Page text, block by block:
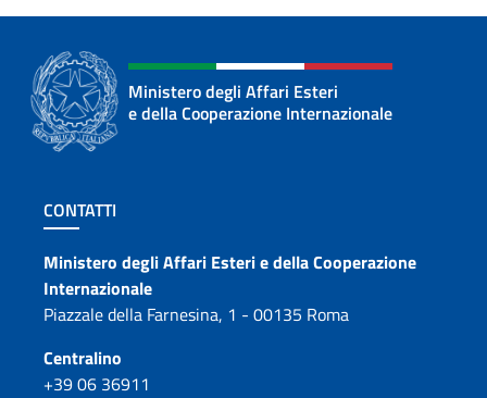
Ministero degli Affari Esteri
e della Cooperazione Internazionale
Sezione footer
CONTATTI
Contatti
Ministero degli Affari Esteri e della Cooperazione
Internazionale
Piazzale della Farnesina, 1 - 00135 Roma
Centralino
+39 06 36911